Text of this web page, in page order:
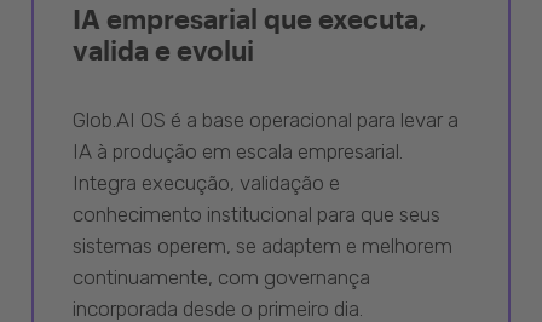
IA empresarial que executa,
valida e evolui
Glob.AI OS é a base operacional para levar a
IA à produção em escala empresarial.
Integra execução, validação e
conhecimento institucional para que seus
sistemas operem, se adaptem e melhorem
continuamente, com governança
incorporada desde o primeiro dia.